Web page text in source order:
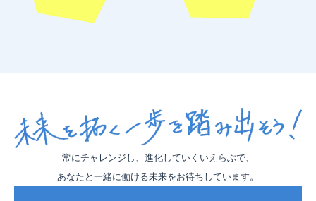
常にチャレンジし、進化していくいえらぶで、
あなたと一緒に働ける未来をお待ちしています。